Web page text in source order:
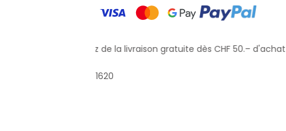
Profitez de la livraison gratuite dès CHF 50.– d'achat !
1620